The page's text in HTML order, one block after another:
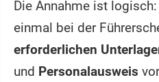
Die Annahme ist
einmal bei der
erforderlichen
und Personalausweis